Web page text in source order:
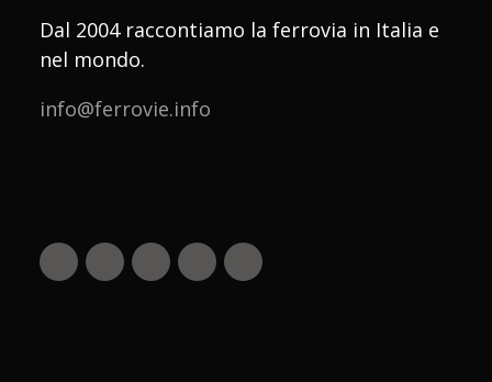
Dal 2004 raccontiamo la ferrovia in Italia e
nel mondo.
info@ferrovie.info